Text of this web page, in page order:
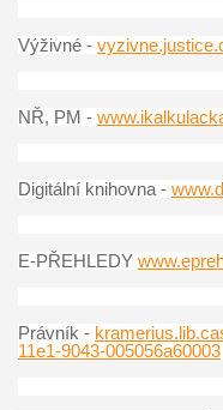
Výživné -
NŘ, PM -
Digitální knihovna -
E-PŘEHLEDY
Právník -
11e1-9043-005056a60003